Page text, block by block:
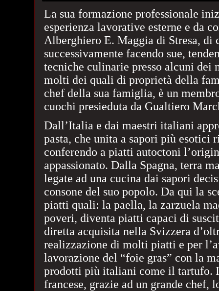
La sua formazione professionale
esperienza lavorative esterne e da
Alberghiero E. Maggia di Stresa, di
successivamente facendo sue,
tecniche culinarie presso alcuni
molti dei quali di proprietà della
chef della sua famiglia, è un
cuochi presieduta da Gualtiero
Dall’Italia e dai maestri italiani
pasta, che unita a sapori più esotici
conferendo a piatti autoctoni
appassionato. Dalla Spagna, terra
legate ad una cucina dai sapori
consone del suo popolo. Da qui la
piatti quali: la paella, la zarzuela
poveri, diventa piatti capaci di
diretta acquisita nella Svizzera
realizzazione di molti piatti e per
lavorazione del “foie gras” con la
prodotti più italiani come il tartufo.
francese, grazie ad un grande chef,